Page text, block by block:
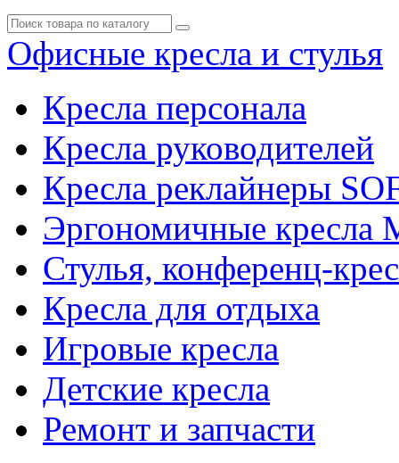
Офисные кресла и стулья
Кресла персонала
Кресла руководителей
Кресла реклайнеры
Эргономичные
Стулья, конференц-
Кресла для отдыха
Игровые кресла
Детские кресла
Ремонт и запчасти